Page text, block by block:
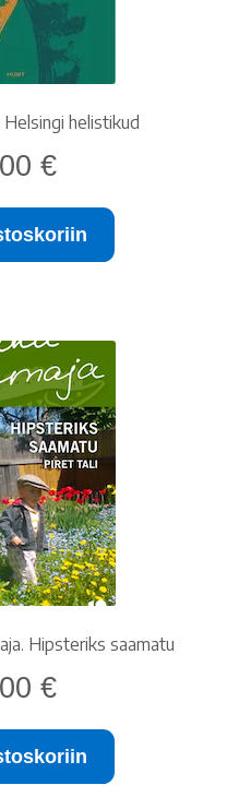
Helsingi helistikud
€
Hipsteriks saamatu
€